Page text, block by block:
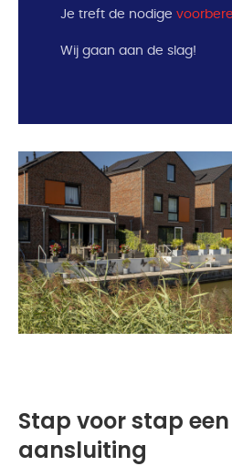
Je treft de nodige
Wij gaan aan de slag!
Stap voor stap
aansluiting